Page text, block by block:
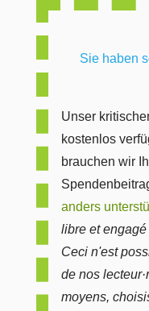
Sie haben
Unser
kostenlos
brauchen wir
anders
libre et engagé
Ceci n'est
de nos
moyens,